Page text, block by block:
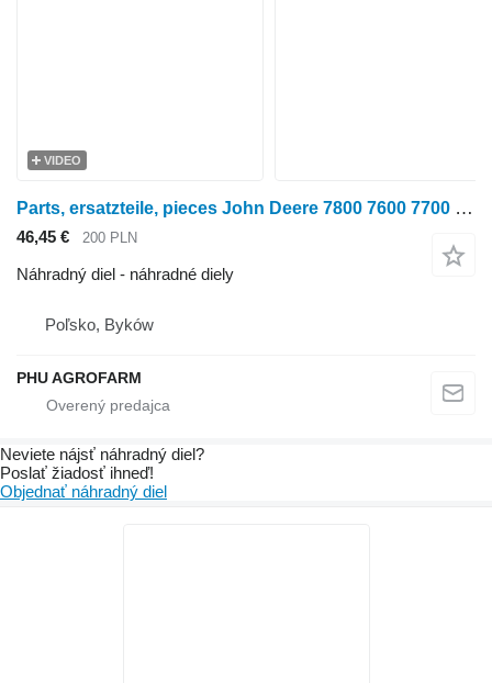
VIDEO
Parts, ersatzteile, pieces John Deere 7800 7600 7700 parts, ersatzteile, pieces na kolesového traktora John Deere 7800 7600 7700
46,45 € 200 PLN
Náhradný diel - náhradné diely
Poľsko, Byków
PHU AGROFARM
Neviete nájsť náhradný diel?
Poslať žiadosť ihneď!
Objednať náhradný diel